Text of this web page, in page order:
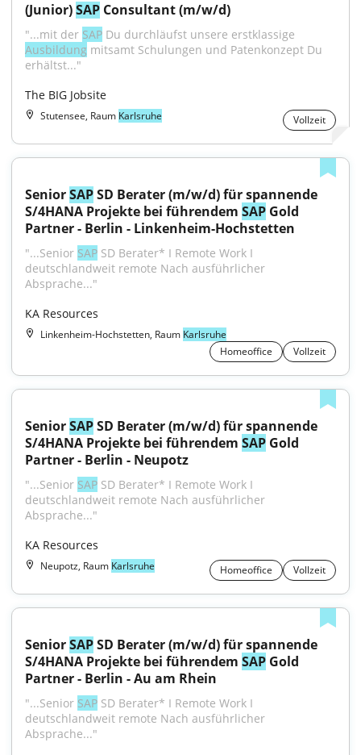
(Junior) SAP Consultant (m/w/d)
"...mit der SAP
Ausbildung mitsamt Schulungen und Patenkonzept Du
erhältst..."
The BIG Jobsite
Stutensee, Raum Karlsruhe Vollzeit
Senior SAP SD Berater (m/w/d) für spannende
S/4HANA Projekte bei führendem SAP Gold
Partner - Berlin - Linkenheim-Hochstetten
"...Senior SAP SD Berater* I Remote Work I
deutschlandweit remote Nach ausführlicher
Absprache..."
KA Resources
Linkenheim-Hochstetten, Raum Karlsruhe
Homeoffice
Vollzeit
Senior SAP SD Berater (m/w/d) für spannende
S/4HANA Projekte bei führendem SAP Gold
Partner - Berlin - Neupotz
"...Senior SAP SD Berater* I Remote Work I
deutschlandweit remote Nach ausführlicher
Absprache..."
KA Resources
Neupotz, Raum Karlsruhe Homeoffice Vollzeit
Senior SAP SD Berater (m/w/d) für spannende
S/4HANA Projekte bei führendem SAP Gold
Partner - Berlin - Au am Rhein
"...Senior SAP SD Berater* I Remote Work I
deutschlandweit remote Nach ausführlicher
Absprache..."